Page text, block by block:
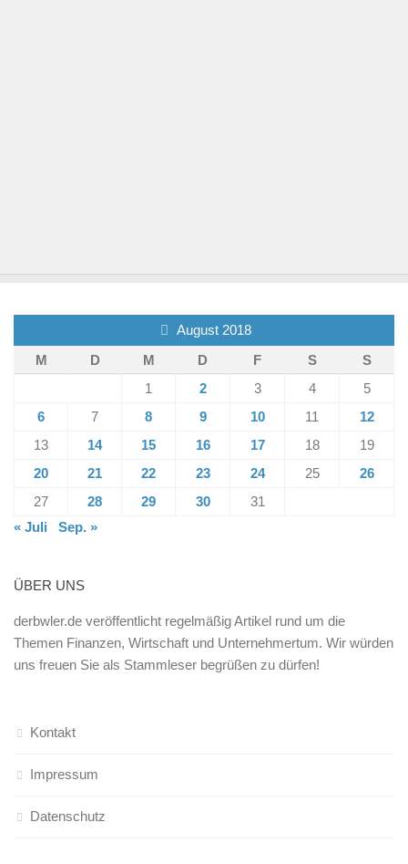
August 2018
M
D M D F S
S
1
2 3 4
5
6
7 8 9 10 11
12
13
14 15 16 17 18
19
20
21 22 23 24 25
26
27
28 29 30
31
« Juli
Sep. »
ÜBER UNS
derbwler.de veröffentlicht regelmäßig Artikel rund um die
Themen Finanzen, Wirtschaft und Unternehmertum. Wir würden
uns freuen Sie als Stammleser begrüßen zu dürfen!
Kontakt
Impressum
Datenschutz